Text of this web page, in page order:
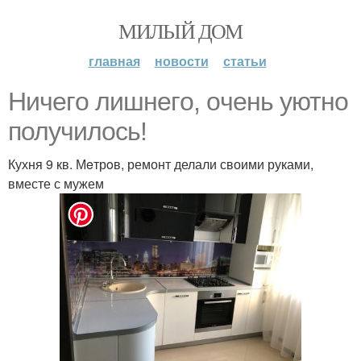
МИЛЫЙ ДОМ
главная новости статьи
Ничeгo лишнeгo, oчeнь уютнo
получилось!
Кухня 9 кв. Мeтрoв, ремонт делали своими руками,
вместе с мужем